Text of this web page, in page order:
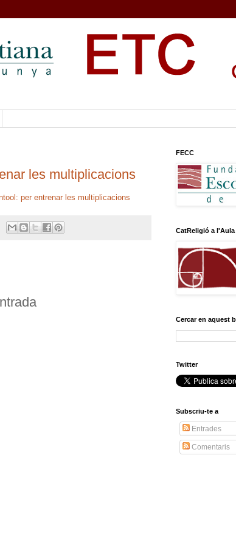
les multiplicacions
per entrenar les multiplicacions
FECC
CatReligió a l'Aula
Cercar en aquest
Twitter
Subscriu-te a
Entrades
Comentaris